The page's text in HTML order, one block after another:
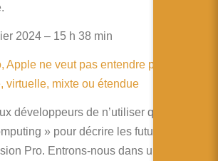
2024 – 15 h 38 min
Apple ne veut pas entendre parler de
virtuelle, mixte ou étendue
développeurs de n’utiliser que le
» pour décrire les futures
Pro. Entrons-nous dans un nouvel